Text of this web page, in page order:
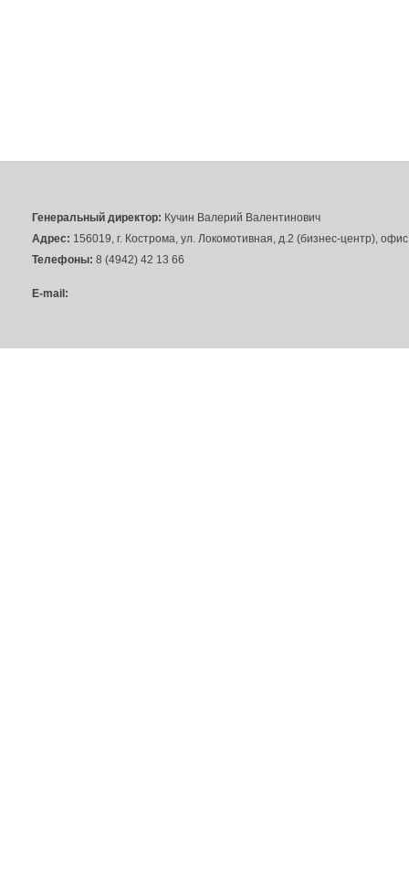
Генеральный директор: Кучин Валерий Валентинович
Адрес: 156019, г. Кострома, ул. Локомотивная, д.2 (бизнес-центр),
Телефоны: 8 (4942) 42 13 66
E-mail: